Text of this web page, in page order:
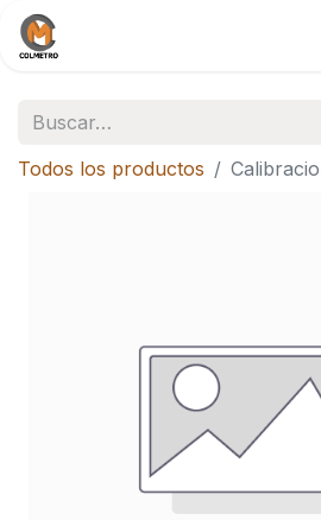
Todos los productos